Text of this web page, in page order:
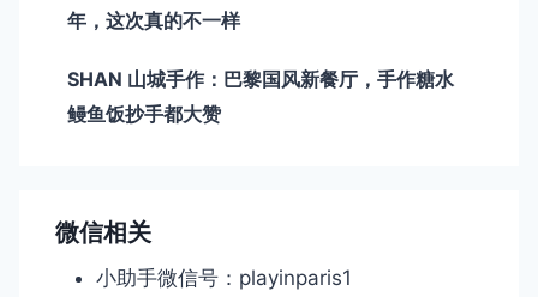
年，这次真的不一样
SHAN 山城手作：巴黎国风新餐厅，手作糖水
鳗鱼饭抄手都大赞
微信相关
小助手微信号：playinparis1